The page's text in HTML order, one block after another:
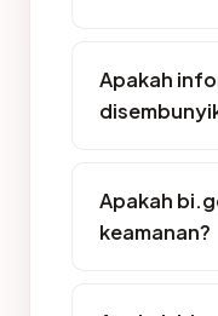
Apakah
Apakah
keamanan?